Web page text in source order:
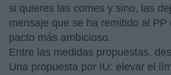
si quieres las comes y sino, las
mensaje que se ha remitido al PP
pacto más ambicioso.
Entre las medidas propuestas,
Una propuesta por IU: elevar el